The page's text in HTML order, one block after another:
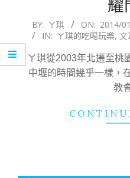
耀
2014-
01-
27
BY: ㄚ琪 ON: 2014/
IN: ㄚ琪的吃喝玩樂, 文
ㄚ琪從2003年北遷至桃
中壢的時間幾乎一樣，
教